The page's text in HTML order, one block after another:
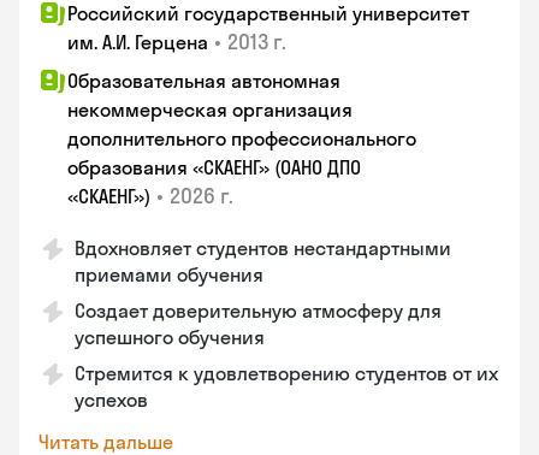
Российский государственный университет
им. А.И. Герцена • 2013 г.
Образовательная автономная
некоммерческая организация
дополнительного профессионального
образования «СКАЕНГ» (ОАНО ДПО
«СКАЕНГ») • 2026 г.
Вдохновляет студентов нестандартными
приемами обучения
Создает доверительную атмосферу для
успешного обучения
Стремится к удовлетворению студентов от их
успехов
Читать дальше